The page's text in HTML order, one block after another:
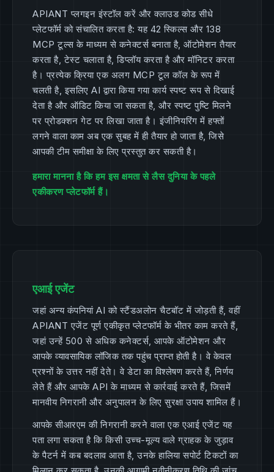
APIANT प्लगइन इंस्टॉल करें और क्लाउड कोड सीधे
प्लेटफॉर्म को संचालित करता है: यह 42 स्किल्स और 138
MCP टूल्स के माध्यम से कनेक्टर्स बनाता है, ऑटोमेशन तैयार
करता है, टेस्ट चलाता है, डिप्लॉय करता है और मॉनिटर करता
है। प्रत्येक क्रिया एक अलग MCP टूल कॉल के रूप में
चलती है, इसलिए AI द्वारा किया गया कार्य स्पष्ट रूप से दिखाई
देता है और ऑडिट किया जा सकता है, और स्पष्ट पुष्टि मिलने
पर प्रोडक्शन गेट पर लिखा जाता है। इंजीनियरिंग में हफ्तों
लगने वाला काम अब एक सुबह में ही तैयार हो जाता है, जिसे
आपकी टीम समीक्षा के लिए प्रस्तुत कर सकती है।
हमारा मानना है कि हम इस क्षमता से लैस दुनिया के पहले
एकीकरण प्लेटफॉर्म हैं।
एआई एजेंट
जहां अन्य कंपनियां AI को स्टैंडअलोन चैटबॉट में जोड़ती हैं, वहीं
APIANT एजेंट पूर्ण एकीकृत प्लेटफॉर्म के भीतर काम करते हैं,
जहां उन्हें 500 से अधिक कनेक्टर्स, आपके ऑटोमेशन और
आपके व्यावसायिक लॉजिक तक पहुंच प्राप्त होती है। वे केवल
प्रश्नों के उत्तर नहीं देते। वे डेटा का विश्लेषण करते हैं, निर्णय
लेते हैं और आपके API के माध्यम से कार्रवाई करते हैं, जिसमें
मानवीय निगरानी और अनुपालन के लिए सुरक्षा उपाय शामिल हैं।
आपके सीआरएम की निगरानी करने वाला एक एआई एजेंट यह
पता लगा सकता है कि किसी उच्च-मूल्य वाले ग्राहक के जुड़ाव
के पैटर्न में कब बदलाव आता है, उनके हालिया सपोर्ट टिकटों का